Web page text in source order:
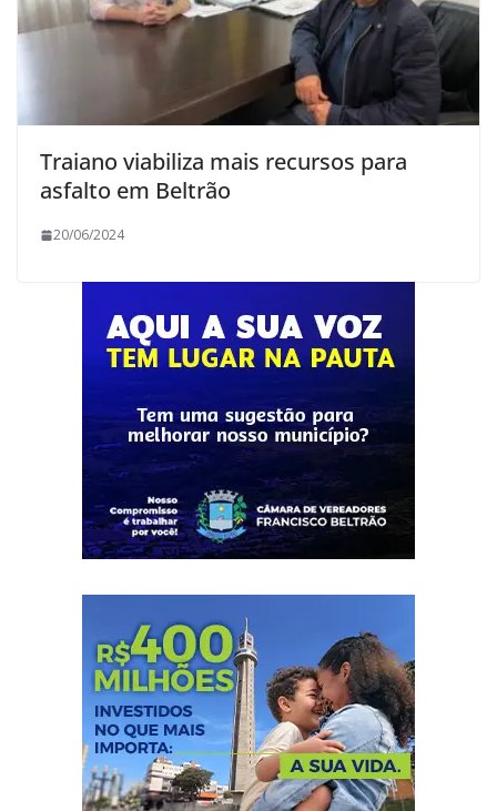
Traiano viabiliza mais recursos para
asfalto em Beltrão
20/06/2024